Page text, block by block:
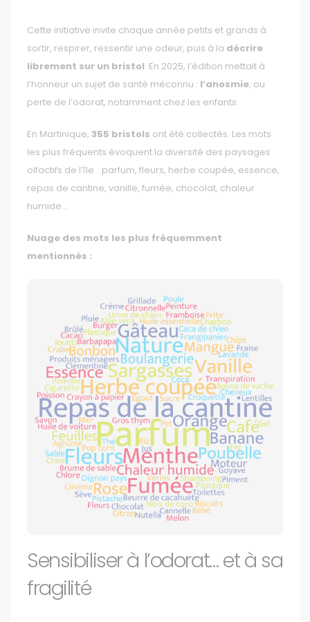
Cette initiative invite chaque année petits et grands à
sortir, respirer, ressentir une odeur, puis à la décrire
librement sur un bristol. En 2025, l’édition mettait à
l’honneur un sujet de santé méconnu : l’anosmie, ou
perte de l’odorat, notamment chez les enfants.
En Martinique, 355 bristols ont été collectés. Les mots
les plus fréquents évoquent la diversité des paysages
olfactifs de l’île : parfum, fleurs, herbe coupée, essence,
repas de cantine, vanille, fumée, chocolat, chaleur
humide…
Nuage des mots les plus fréquemment
mentionnés :
Sensibiliser à l’odorat… et à sa
fragilité